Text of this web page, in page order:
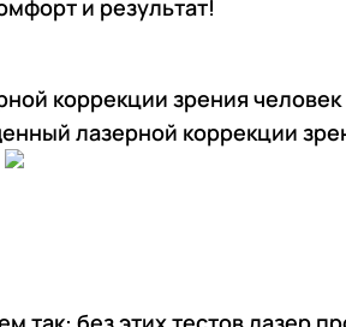
и результат!
коррекции зрения человек
лазерной коррекции